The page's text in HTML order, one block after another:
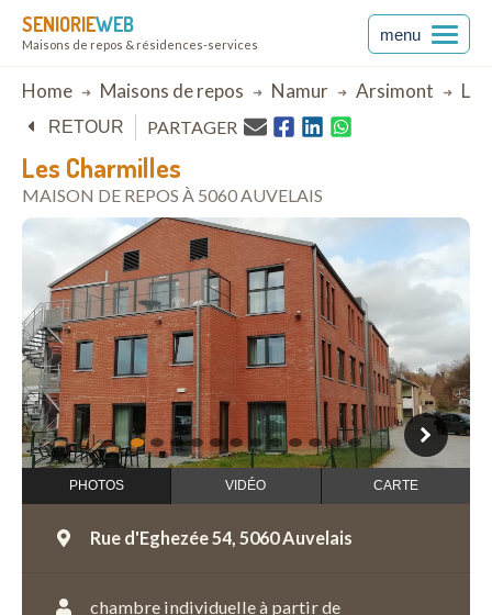
SENIORIEWEB
Maisons de repos & résidences-services
menu
Breadcrumb
Home Maisons de repos Namur Arsimont
Les Charmilles
MAISON DE REPOS À 5060 AUVELAIS
RETOUR PARTAGER
1 2 3 4 5 6 7 8 9 101112
ouvrir dans Google Maps
PHOTOS VIDÉO CARTE
Rue d'Eghezée 54, 5060 Auvelais
chambre individuelle à partir de